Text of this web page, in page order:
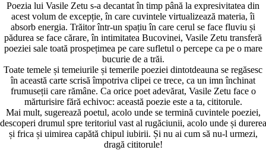
Poezia lui Vasile Zetu s-a decantat în timp până la expresivitatea din
acest volum de excepție, în care cuvintele virtualizează materia, îi
absorb energia. Trăitor într-un spațiu în care cerul se face fluviu și
pădurea se face cărare, în intimitatea Bucovinei, Vasile Zetu transferă
poeziei sale toată prospețimea pe care sufletul o percepe ca pe o mare
bucurie de a trăi.
Toate temele și temeiurile și temerile poeziei dintotdeauna se regăsesc
în această carte scrisă împotriva clipei ce trece, ca un imn închinat
frumuseții care rămâne. Ca orice poet adevărat, Vasile Zetu face o
mărturisire fără echivoc: această poezie este a ta, cititorule.
Mai mult, sugerează poetul, acolo unde se termină cuvintele poeziei,
descoperi drumul spre teritoriul vast al rugăciunii, acolo unde și durerea
și frica și uimirea capătă chipul iubirii. Și nu ai cum să nu-l urmezi,
dragă cititorule!